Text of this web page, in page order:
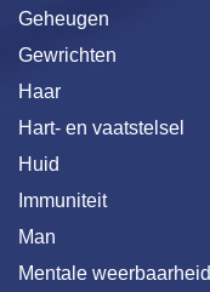
Geheugen
Gewrichten
Haar
Hart- en vaatstelsel
Huid
Immuniteit
Man
Mentale weerbaarheid